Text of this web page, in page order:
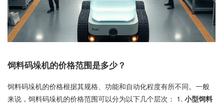
饲料码垛机的价格范围是多少？
饲料码垛机的价格根据其规格、功能和自动化程度有所不同。一般
来说，饲料码垛机的价格范围可以分为以下几个层次： 1. 小型饲料